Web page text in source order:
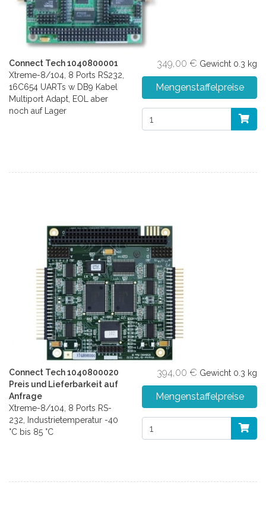
Connect Tech 1040800001
Xtreme-8/104, 8 Ports RS232,
16C654 UARTs w DB9 Kabel
Multiport Adapt, EOL aber
noch auf Lager
349,00 € Gewicht 0.3 kg
Mengenstaffelpreise
Connect Tech 1040800020
Preis und Lieferbarkeit auf
Anfrage
Xtreme-8/104, 8 Ports RS-
232, Industrietemperatur -40
°C bis 85 °C
394,00 € Gewicht 0.3 kg
Mengenstaffelpreise